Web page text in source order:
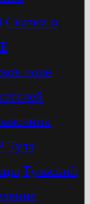
Сказки о
поле
Тула
Тульский